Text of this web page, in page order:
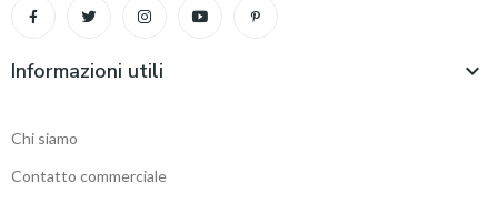
Informazioni utili 
Chi siamo
Contatto commerciale